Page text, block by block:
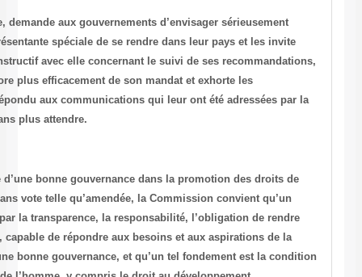
La Commission des droits de l’homme, demande aux
d’acquiescer aux demandes de la Représentante spéciale de se
instamment à engager un dialogue constructif avec elle concernant
de sorte qu’elle puisse s’acquitter encore plus efficacement de son
gouvernements qui n’ont pas encore répondu aux communications
Représentante spéciale à y répondre sans plus attendre.
Dans une résolution portant sur le rôle d’une bonne gouvernance
l’homme (E/CN.4/2003/L.90), adoptée sans vote telle qu’amendée, la
système de gouvernement caractérisé par la transparence, la
compte de ses actes et la participation, capable de répondre aux
population, constitue le fondement d’une bonne gouvernance, et